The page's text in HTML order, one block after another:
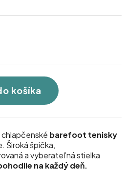
košíka
chlapčenské barefoot tenisky
Široká špička,
a vyberateľná stielka
na každý deň.